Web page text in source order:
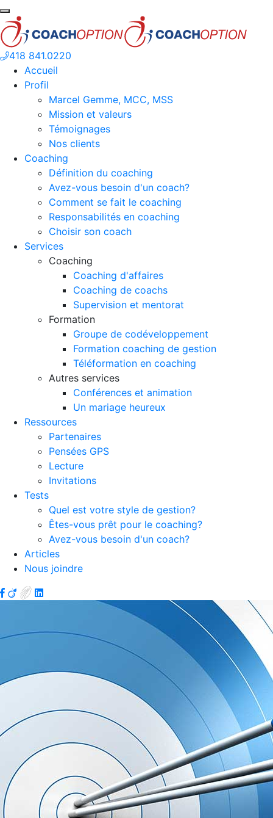
418 841.0220
Accueil
Profil
Marcel Gemme, MCC, MSS
Mission et valeurs
Témoignages
Nos clients
Coaching
Définition du coaching
Avez-vous besoin d'un coach?
Comment se fait le coaching
Responsabilités en coaching
Choisir son coach
Services
Coaching
Coaching d'affaires
Coaching de coachs
Supervision et mentorat
Formation
Groupe de codéveloppement
Formation coaching de gestion
Téléformation en coaching
Autres services
Conférences et animation
Un mariage heureux
Ressources
Partenaires
Pensées GPS
Lecture
Invitations
Tests
Quel est votre style de gestion?
Êtes-vous prêt pour le coaching?
Avez-vous besoin d'un coach?
Articles
Nous joindre